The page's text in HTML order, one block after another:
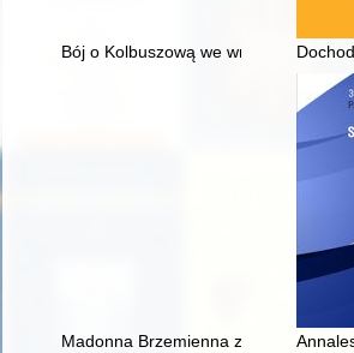
Bój o Kolbuszową we wrześniu 1939 r
Madonna Brzemienna z Torunia :